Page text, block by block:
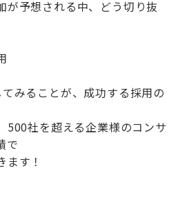
が予想される中、どう切り抜
みることが、成功する採用の
500社を超える企業様のコンサ
で
す！